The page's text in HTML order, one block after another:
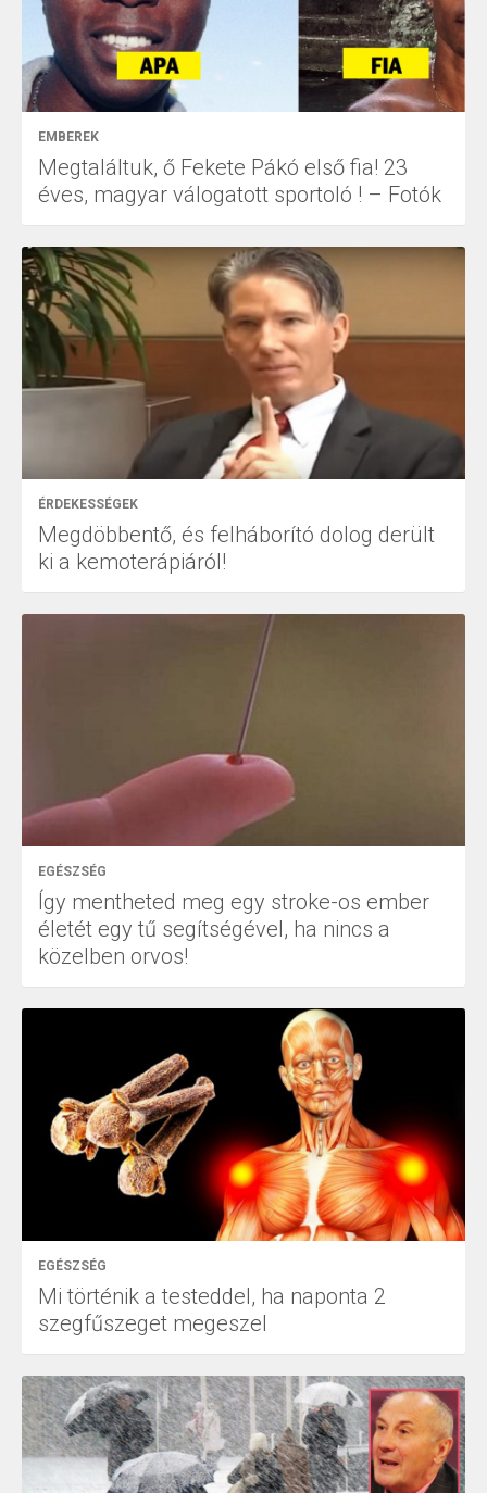
EMBEREK
Megtaláltuk, ő Fekete Pákó első fia! 23
éves, magyar válogatott sportoló ! – Fotók
ÉRDEKESSÉGEK
Megdöbbentő, és felháborító dolog derült
ki a kemoterápiáról!
EGÉSZSÉG
Így mentheted meg egy stroke-os ember
életét egy tű segítségével, ha nincs a
közelben orvos!
EGÉSZSÉG
Mi történik a testeddel, ha naponta 2
szegfűszeget megeszel